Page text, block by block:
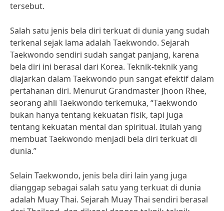
tersebut.
Salah satu jenis bela diri terkuat di dunia yang sudah
terkenal sejak lama adalah Taekwondo. Sejarah
Taekwondo sendiri sudah sangat panjang, karena
bela diri ini berasal dari Korea. Teknik-teknik yang
diajarkan dalam Taekwondo pun sangat efektif dalam
pertahanan diri. Menurut Grandmaster Jhoon Rhee,
seorang ahli Taekwondo terkemuka, “Taekwondo
bukan hanya tentang kekuatan fisik, tapi juga
tentang kekuatan mental dan spiritual. Itulah yang
membuat Taekwondo menjadi bela diri terkuat di
dunia.”
Selain Taekwondo, jenis bela diri lain yang juga
dianggap sebagai salah satu yang terkuat di dunia
adalah Muay Thai. Sejarah Muay Thai sendiri berasal